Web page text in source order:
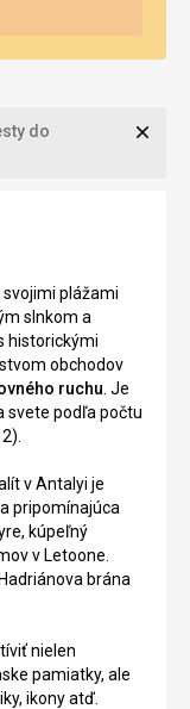
do
plážami
slnkom a
historickými
obchodov
ruchu . Je
svete podľa počtu
v Antalyi je
pripomínajúca
kúpeľný
v Letoone.
brána
nielen
pamiatky, ale
ikony atď.